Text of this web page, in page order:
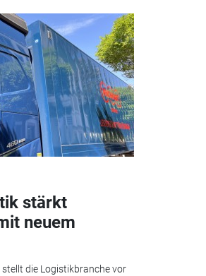
stärkt
neuem
die Logistikbranche vor